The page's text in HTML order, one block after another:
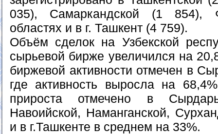
035), Самаркандской (1 854),
областях и в г. Ташкент (4 759).
Объём сделок на Узбекской
сырьевой бирже увеличился на
биржевой активности отмечен в
где активность выросла на
прироста отмечено в
Навоийской, Наманганской,
и в г.Ташкенте в среднем на 33%.